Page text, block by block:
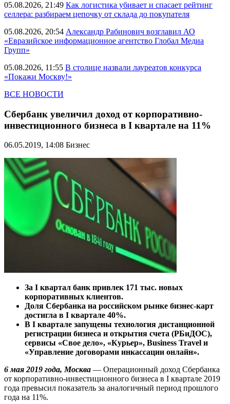
05.08.2026, 21:49 Как логистика убивает и спасает рейтинг
селлера: разбираем цепочку от склада до покупателя
05.08.2026, 20:54 Александр Рабинович возглавил АО
«Евразийское информационное агентство Глобал Медиа
Групп»
05.08.2026, 11:55 В столице назвали лауреатов конкурса
«Покажи Москву!»
ВСЕ НОВОСТИ
Сбербанк увеличил доход от корпоративно-
инвестиционного бизнеса в I квартале на 11%
06.05.2019, 14:08 Бизнес
За I квартал банк привлек 171 тыс. новых
корпоративных клиентов.
Доля Сбербанка на российском рынке бизнес-карт
достигла в I квартале 40%.
В I квартале запущены технология дистанционной
регистрации бизнеса и открытия счета (РБиДОС),
сервисы «Свое дело», «Курьер», Business Travel и
«Управление договорами инкассации онлайн».
6 мая 2019 года, Москва — Операционный доход Сбербанка
от корпоративно-инвестиционного бизнеса в I квартале 2019
года превысил показатель за аналогичный период прошлого
года на 11%.